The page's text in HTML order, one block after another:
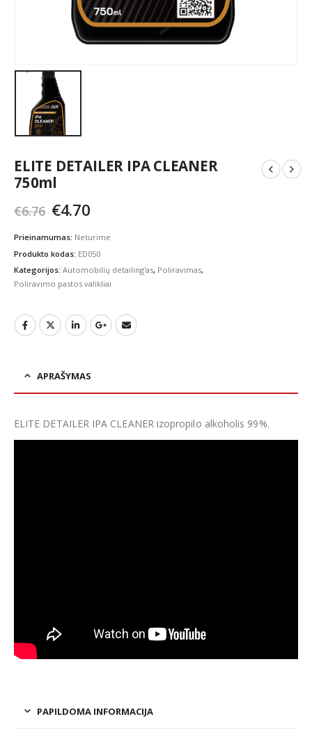
ELITE DETAILER IPA CLEANER
750ml
€6.76 Original
was:
€6.76.
€4.70Current
is:
€4.70.
Prieinamumas: Neturime
Produkto kodas: ED050
Kategorijos: Automobilių detailing'as, Poliravimas,
Poliravimo pastos valikliai
APRAŠYMAS
ELITE DETAILER IPA CLEANER izopropilo alkoholis 99%.
PAPILDOMA INFORMACIJA